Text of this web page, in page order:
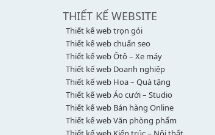
THIẾT KẾ WEBSITE
Thiết kế web trọn gói
Thiết kế web chuẩn seo
Thiết kế web Ôtô – Xe máy
Thiết kế web Doanh nghiệp
Thiết kế web Hoa – Quà tặng
Thiết kế web Áo cưới – Studio
Thiết kế web Bán hàng Online
Thiết kế web Văn phòng phẩm